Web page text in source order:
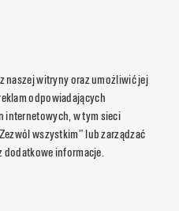
naszej witryny oraz umożliwić jej
odpowiadających
internetowych, w tym sieci
wszystkim” lub zarządzać
informacje.